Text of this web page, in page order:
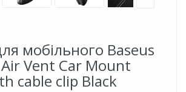
мобiльного Baseus
Vent Car Mount
cable clip Black